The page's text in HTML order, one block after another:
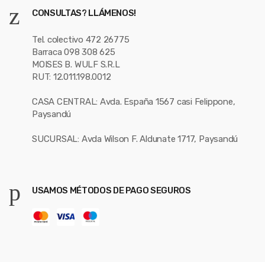
CONSULTAS? LLÁMENOS!
Tel. colectivo 472 26775
Barraca 098 308 625
MOISES B. WULF S.R.L
RUT: 12.011.198.0012
CASA CENTRAL: Avda. España 1567 casi Felippone,
Paysandú
SUCURSAL: Avda Wilson F. Aldunate 1717, Paysandú
USAMOS MÉTODOS DE PAGO SEGUROS